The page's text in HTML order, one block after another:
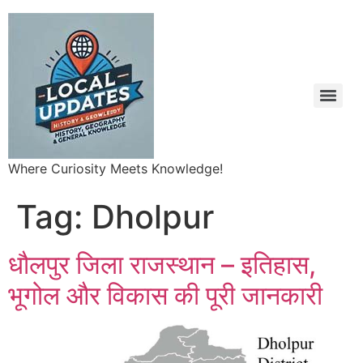
Where Curiosity Meets Knowledge!
Tag: Dholpur
धौलपुर जिला राजस्थान – इतिहास,
भूगोल और विकास की पूरी जानकारी